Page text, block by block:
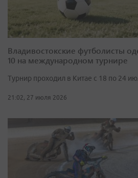
Владивостокские футболисты
10 на международном турнире
Турнир проходил в Китае с 18 по 24
21:02, 27 июля 2026